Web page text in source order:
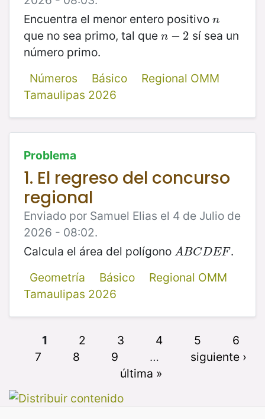
Encuentra el menor entero positivo n
n
que no sea primo, tal que n − 2
n−2
sí sea un
número primo.
Números
Básico
Regional OMM
Tamaulipas 2026
Problema
1. El regreso del concurso
regional
Enviado por Samuel Elias el 4 de Julio de
2026 - 08:02.
Calcula el área del polígono ABCDEF
ABCDEF
.
Geometría
Básico
Regional OMM
Tamaulipas 2026
1 2 3 4 5
6
7
8 9 …
siguiente ›
última »